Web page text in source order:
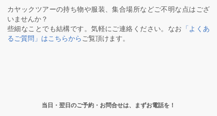
カヤックツアーの持ち物や服装、集合場所などご不明な点はござ
いませんか？
些細なことでも結構です。気軽にご連絡ください。なお
「よくあ
るご質問」はこちらから ご覧頂けます。
当日・翌日のご予約・お問合せは、まずお電話を！